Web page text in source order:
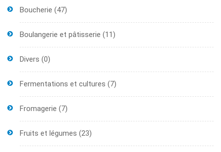
Boucherie (47)
Boulangerie et pâtisserie (11)
Divers (0)
Fermentations et cultures (7)
Fromagerie (7)
Fruits et légumes (23)